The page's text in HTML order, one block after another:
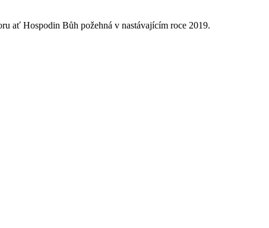
ať Hospodin Bůh požehná v nastávajícím roce 2019.